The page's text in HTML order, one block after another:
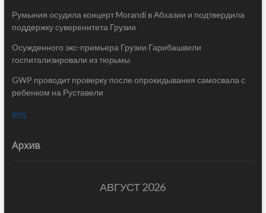
Румыния осудила концерт Morandi в Абхазии и подтвердила
поддержку суверенитета Грузии
Осужденного экс-премьера Грузии Гарибашвили
госпитализировали из тюрьмы
GWP проводит проверку после опрокидывания самосвала с
ребенком на Руставели
RSS
Архив
АВГУСТ 2026